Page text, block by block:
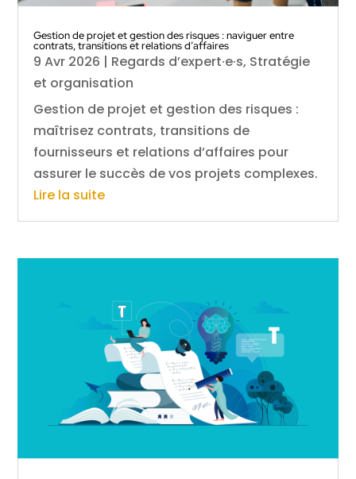
Gestion de projet et gestion des risques : naviguer entre
contrats, transitions et relations d’affaires
9 Avr 2026 | Regards d’expert·e·s, Stratégie
et organisation
Gestion de projet et gestion des risques :
maîtrisez contrats, transitions de
fournisseurs et relations d’affaires pour
assurer le succès de vos projets complexes.
Lire la suite